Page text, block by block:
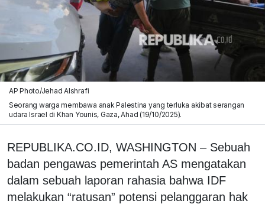
AP Photo/Jehad Alshrafi
Seorang warga membawa anak Palestina yang terluka akibat serangan
udara Israel di Khan Younis, Gaza, Ahad (19/10/2025).
REPUBLIKA.CO.ID, WASHINGTON – Sebuah
badan pengawas pemerintah AS mengatakan
dalam sebuah laporan rahasia bahwa IDF
melakukan “ratusan” potensi pelanggaran hak